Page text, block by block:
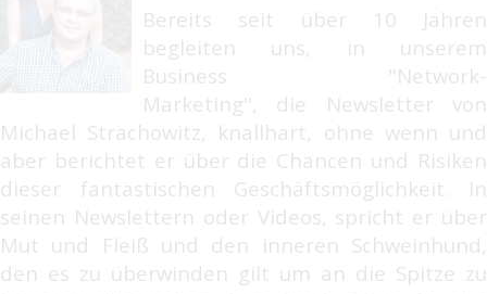
Bereits seit über 10 Jahren
begleiten uns, in unserem
Business "Network-
Marketing", die Newsletter von
Michael Strachowitz, knallhart, ohne wenn und
aber berichtet er über die Chancen und Risiken
dieser fantastischen Geschäftsmöglichkeit. In
seinen Newslettern oder Videos, spricht er über
Mut und Fleiß und den inneren Schweinhund,
den es zu überwinden gilt um an die Spitze zu